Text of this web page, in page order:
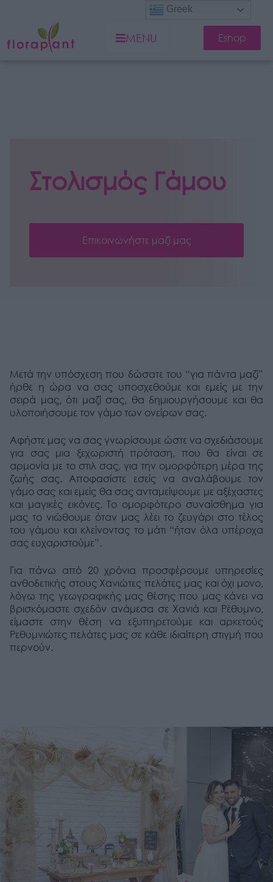
MENU Eshop
Στολισμός Γάμου
Επικοινωνήστε μαζί μας
Μετά την υπόσχεση που δώσατε του “για πάντα μαζί”
ήρθε η ώρα να σας υποσχεθούμε και εμείς με την
σειρά μας, ότι μαζί σας, θα δημιουργήσουμε και θα
υλοποιήσουμε τον γάμο των ονείρων σας.
Αφήστε μας να σας γνωρίσουμε ώστε να σχεδιάσουμε
για σας μια ξεχωριστή πρόταση, που θα είναι σε
αρμονία με το στιλ σας, για την ομορφότερη μέρα της
ζωής σας. Αποφασίστε εσείς να αναλάβουμε τον
γάμο σας και εμείς θα σας ανταμείψουμε με αξέχαστες
και μαγικές εικόνες. Το ομορφότερο συναίσθημα για
μας το νιώθουμε όταν μας λέει το ζευγάρι στο τέλος
του γάμου και κλείνοντας το μάτι “ήταν όλα υπέροχα
σας ευχαριστούμε”.
Για πάνω από 20 χρόνια προσφέρουμε υπηρεσίες
ανθοδετικής στους Χανιώτες πελάτες μας και όχι μονο,
λόγω της γεωγραφικής μας θέσης που μας κάνει να
βρισκόμαστε σχεδόν ανάμεσα σε Χανιά και Ρέθυμνο,
είμαστε στην θέση να εξυπηρετούμε και αρκετούς
Ρεθυμνιώτες πελάτες μας σε κάθε ιδιαίτερη στιγμή που
περνούν.
Greek